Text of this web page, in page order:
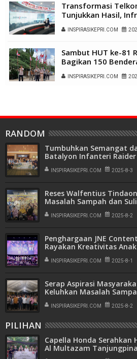
Transformasi
Tunjukkan Hasil,
Positif Perkuat
Nasional
INSPIRASIKEPRI.COM
Sambut HUT ke-81
Bagikan 150
Kampung Belian
INSPIRASIKEPRI.COM
RANDOM
Tumbuhkan Semangat
Batalyon Infanteri
Nobar Film "Believe" di
INSPIRASIKEPRI.COM 2025-8-3
Reses Walfentius
Masalah Sampah dan
Pekerjaan Putra Tempatan
INSPIRASIKEPRI.COM 2025-8-2
Penghargaan JNE
Rayakan Kreativitas
INSPIRASIKEPRI.COM 2025-8-1
Serap Aspirasi
Keluhkan Masalah
Pemakaman
INSPIRASIKEPRI.COM 2025-8-2
PILIHAN
Capella Honda Serahkan
Al Multazam